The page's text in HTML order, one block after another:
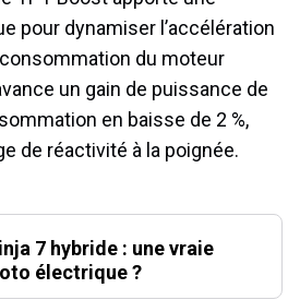
pour dynamiser l’accélération
du moteur
un gain de puissance de
en baisse de 2 %,
de réactivité à la poignée.
7 hybride : une vraie
électrique ?